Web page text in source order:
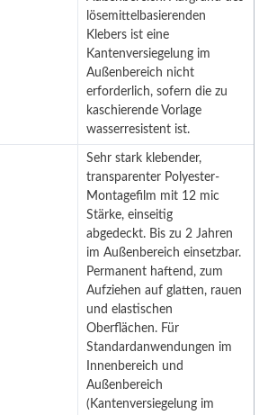
lösemittelbasierenden
Klebers ist eine
Kantenversiegelung im
Außenbereich nicht
erforderlich, sofern die zu
kaschierende Vorlage
wasserresistent ist.
Sehr stark klebender,
transparenter Polyester-
Montagefilm mit 12 mic
Stärke, einseitig
abgedeckt. Bis zu 2 Jahren
im Außenbereich einsetzbar.
Permanent haftend, zum
Aufziehen auf glatten, rauen
und elastischen
Oberflächen. Für
Standardanwendungen im
Innenbereich und
Außenbereich
(Kantenversiegelung im